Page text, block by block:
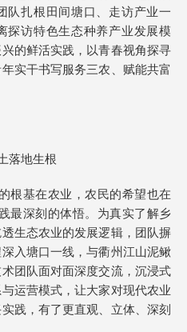
队扎根田间塘口、走访产业一
探访特色生态种养产业发展模
的鲜活实践，以青春视角探寻
实干书写服务三农、赋能共富
落地生根
根基在农业，农民的希望也在
最深刻的体悟。为真实了解乡
生态农业的发展逻辑，团队摒
入塘口一线，与衢州江山泥鳅
团队面对面深度交流，沉浸式
运营模式，让大家对现代农业
践，有了更直观、立体、深刻